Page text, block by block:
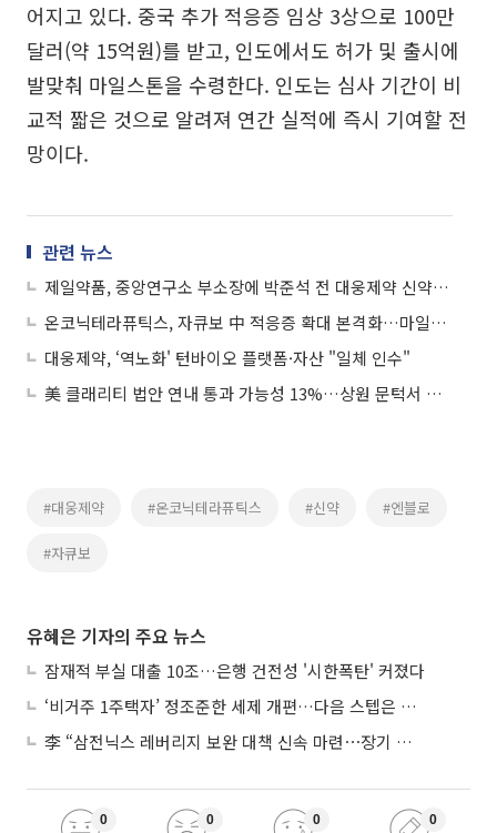
어지고 있다. 중국 추가 적응증 임상 3상으로 100만
달러(약 15억원)를 받고, 인도에서도 허가 및 출시에
발맞춰 마일스톤을 수령한다. 인도는 심사 기간이 비
교적 짧은 것으로 알려져 연간 실적에 즉시 기여할 전
망이다.
관련 뉴스
제일약품, 중앙연구소 부소장에 박준석 전 대웅제약 신약Discovery 센터장 영입
온코닉테라퓨틱스, 자큐보 中 적응증 확대 본격화…마일스톤 100만달러 추가 확보
대웅제약, ‘역노화' 턴바이오 플랫폼·자산 "일체 인수"
美 클래리티 법안 연내 통과 가능성 13%…상원 문턱서 제동
#대웅제약 #온코닉테라퓨틱스 #신약 #엔블로
#자큐보
유혜은 기자의 주요 뉴스
잠재적 부실 대출 10조…은행 건전성 '시한폭탄' 커졌다
‘비거주 1주택자’ 정조준한 세제 개편…다음 스텝은 금융 대책
李 “삼전닉스 레버리지 보완 대책 신속 마련⋯장기 채무 과감히 탕감”
0 0 0 0